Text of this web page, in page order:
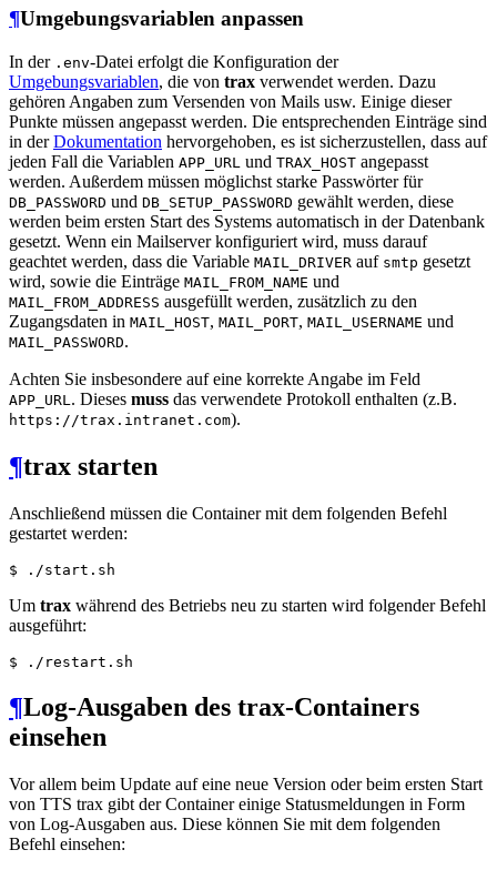
¶Umgebungsvariablen anpassen
In der .env-Datei erfolgt die Konfiguration der
Umgebungsvariablen, die von trax verwendet werden. Dazu
gehören Angaben zum Versenden von Mails usw. Einige dieser
Punkte müssen angepasst werden. Die entsprechenden Einträge sind
in derDokumentation hervorgehoben, es ist sicherzustellen, dass auf
jeden Fall die Variablen APP_URL und TRAX_HOST angepasst
werden. Außerdem müssen möglichst starke Passwörter für
DB_PASSWORD und DB_SETUP_PASSWORD gewählt werden, diese
werden beim ersten Start des Systems automatisch in der Datenbank
gesetzt. Wenn ein Mailserver konfiguriert wird, muss darauf
geachtet werden, dass die Variable MAIL_DRIVER auf smtp gesetzt
wird, sowie die Einträge MAIL_FROM_NAME und
MAIL_FROM_ADDRESS ausgefüllt werden, zusätzlich zu den
Zugangsdaten in MAIL_HOST, MAIL_PORT, MAIL_USERNAME und
MAIL_PASSWORD.
Achten Sie insbesondere auf eine korrekte Angabe im Feld
APP_URL. Dieses muss das verwendete Protokoll enthalten (z.B.
https://trax.intranet.com).
¶trax starten
Anschließend müssen die Container mit dem folgenden Befehl
gestartet werden:
$ ./start.sh
Um trax während des Betriebs neu zu starten wird folgender Befehl
ausgeführt:
$ ./restart.sh
¶Log-Ausgaben des trax-Containers
einsehen
Vor allem beim Update auf eine neue Version oder beim ersten Start
von TTS trax gibt der Container einige Statusmeldungen in Form
von Log-Ausgaben aus. Diese können Sie mit dem folgenden
Befehl einsehen: